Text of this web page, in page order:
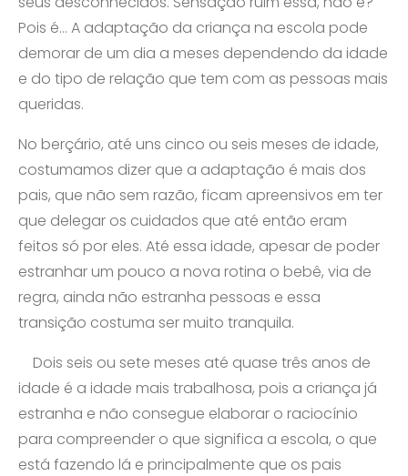
Pois é… A adaptação da criança na escola pode
demorar de um dia a meses dependendo da idade
e do tipo de relação que tem com as pessoas mais
queridas.
No berçário, até uns cinco ou seis meses de idade,
costumamos dizer que a adaptação é mais dos
pais, que não sem razão, ficam apreensivos em ter
que delegar os cuidados que até então eram
feitos só por eles. Até essa idade, apesar de poder
estranhar um pouco a nova rotina o bebê, via de
regra, ainda não estranha pessoas e essa
transição costuma ser muito tranquila.
Dois seis ou sete meses até quase três anos de
idade é a idade mais trabalhosa, pois a criança já
estranha e não consegue elaborar o raciocínio
para compreender o que significa a escola, o que
está fazendo lá e principalmente que os pais